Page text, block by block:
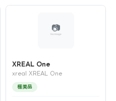
XREAL One
xreal XREAL One
極美品